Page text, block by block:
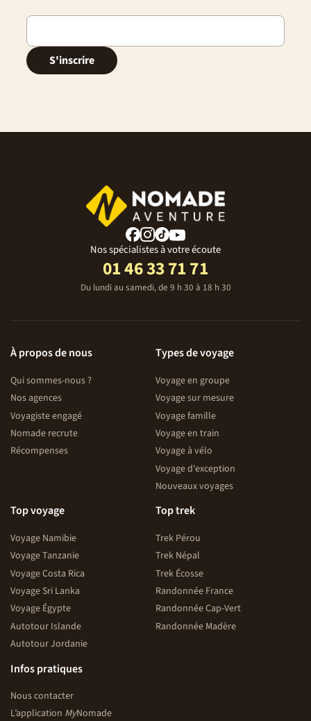
S'inscrire
Nos spécialistes à votre écoute
01 46 33 71 71
Du lundi au samedi, de 9 h 30 à 18 h 30
À propos de nous
Qui sommes-nous ?
Nos agences
Voyagiste engagé
Nomade recrute
Récompenses
Types de voyage
Voyage en groupe
Voyage sur mesure
Voyage famille
Voyage en train
Voyage à vélo
Voyage d'exception
Nouveaux voyages
Top voyage
Voyage Namibie
Voyage Tanzanie
Voyage Costa Rica
Voyage Sri Lanka
Voyage Égypte
Autotour Islande
Autotour Jordanie
Top trek
Trek Pérou
Trek Népal
Trek Écosse
Randonnée France
Randonnée Cap-Vert
Randonnée Madère
Infos pratiques
Nous contacter
L’application MyNomade